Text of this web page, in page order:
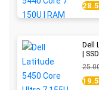
Dell
|
new